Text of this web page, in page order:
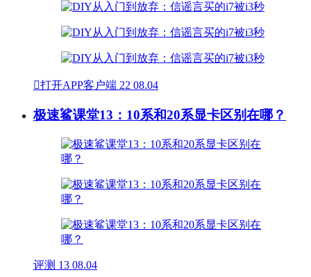
打开APP客户端 22 08.04
极速鲨课堂13：10系和20系显卡区别在哪？
评测 13 08.04